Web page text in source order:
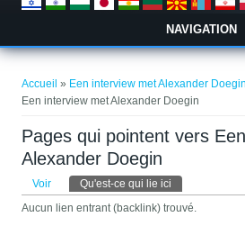
NAVIGATION
Accueil » Een interview met Alexander Doegin
Een interview met Alexander Doegin
Pages qui pointent vers
Alexander Doegin
Onglets principaux
Voir Qu'est-ce qui lie ici
Aucun lien entrant (backlink) trouvé.